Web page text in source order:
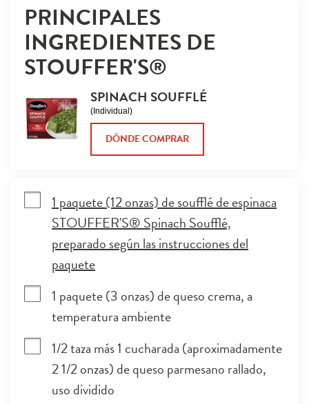
PRINCIPALES
INGREDIENTES DE
STOUFFER'S®
SPINACH SOUFFLÉ
(Individual)
DÓNDE COMPRAR
1 paquete (12 onzas) de soufflé de espinaca
STOUFFER'S® Spinach Soufflé,
preparado según las instrucciones del
paquete
1 paquete (3 onzas) de queso crema, a
temperatura ambiente
1/2 taza más 1 cucharada (aproximadamente
2 1/2 onzas) de queso parmesano rallado,
uso dividido